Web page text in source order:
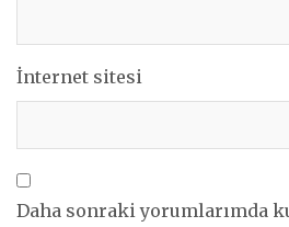
İnternet sitesi
Daha sonraki yorumlarımda